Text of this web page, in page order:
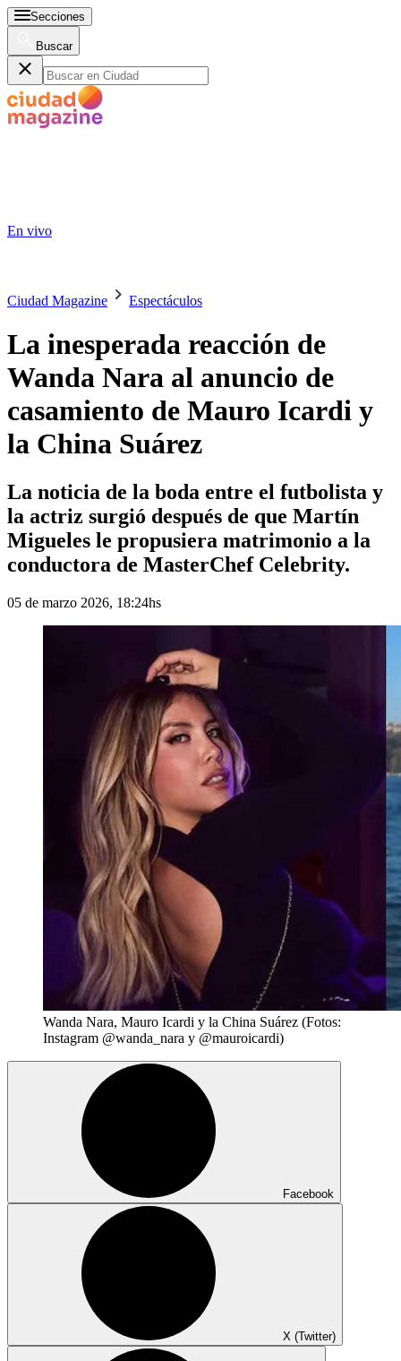
Secciones
Buscar
En vivo
Ciudad Magazine Espectáculos
La inesperada reacción de
Wanda Nara al anuncio de
casamiento de Mauro Icardi y
la China Suárez
La noticia de la boda entre el futbolista y
la actriz surgió después de que Martín
Migueles le propusiera matrimonio a la
conductora de MasterChef Celebrity.
05 de marzo 2026, 18:24hs
Wanda Nara, Mauro Icardi y la China Suárez (Fotos:
Instagram @wanda_nara y @mauroicardi)
Facebook
X (Twitter)